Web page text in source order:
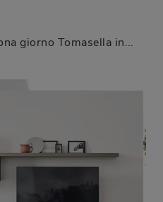
Mobile porta tv per la zona giorno Tomasella in melaminico: clicca e ottieni informazioni sul modello TIME UNIT TI 110, pensato per spazi moderni.